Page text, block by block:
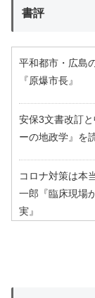
書評
平和都市・広島
『原爆市長』
安保3文書改訂
ーの地政学』を
コロナ対策は本
一郎『臨床現場
実』